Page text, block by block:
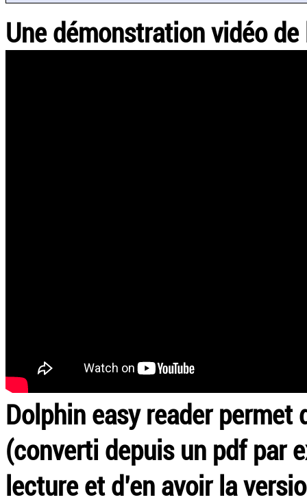
Une démonstration vidéo de
Dolphin easy reader permet
(converti depuis un pdf par
lecture et d’en avoir la